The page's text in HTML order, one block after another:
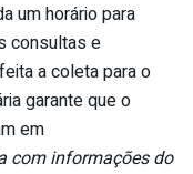
um horário para
consultas e
a coleta para o
garante que o
em
com informações do